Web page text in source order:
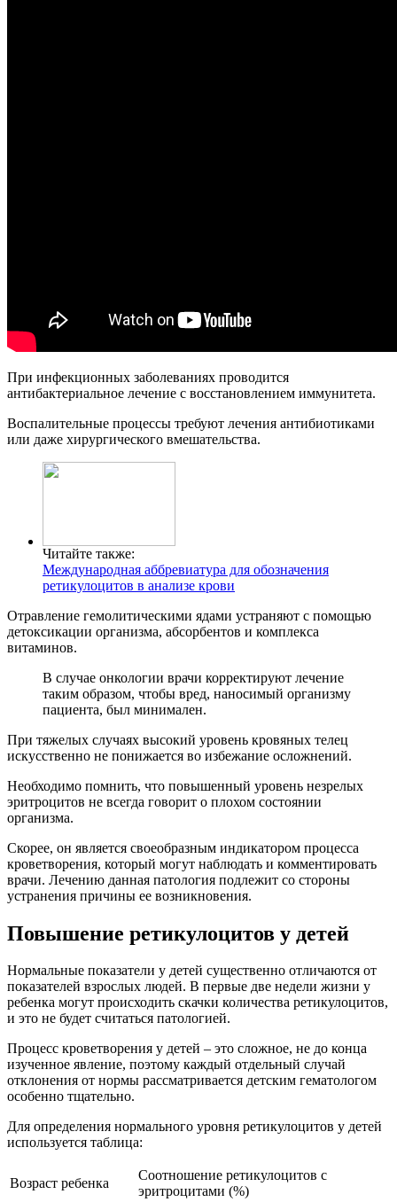
При инфекционных заболеваниях проводится
антибактериальное лечение с восстановлением иммунитета.
Воспалительные процессы требуют лечения антибиотиками
или даже хирургического вмешательства.
Читайте также:
Международная аббревиатура для обозначения
ретикулоцитов в анализе крови
Отравление гемолитическими ядами устраняют с помощью
детоксикации организма, абсорбентов и комплекса
витаминов.
В случае онкологии врачи корректируют лечение
таким образом, чтобы вред, наносимый организму
пациента, был минимален.
При тяжелых случаях высокий уровень кровяных телец
искусственно не понижается во избежание осложнений.
Необходимо помнить, что повышенный уровень незрелых
эритроцитов не всегда говорит о плохом состоянии
организма.
Скорее, он является своеобразным индикатором процесса
кроветворения, который могут наблюдать и комментировать
врачи. Лечению данная патология подлежит со стороны
устранения причины ее возникновения.
Повышение ретикулоцитов у детей
Нормальные показатели у детей существенно отличаются от
показателей взрослых людей. В первые две недели жизни у
ребенка могут происходить скачки количества ретикулоцитов,
и это не будет считаться патологией.
Процесс кроветворения у детей – это сложное, не до конца
изученное явление, поэтому каждый отдельный случай
отклонения от нормы рассматривается детским гематологом
особенно тщательно.
Для определения нормального уровня ретикулоцитов у детей
используется таблица:
Возраст ребенка
Соотношение ретикулоцитов с
эритроцитами (%)